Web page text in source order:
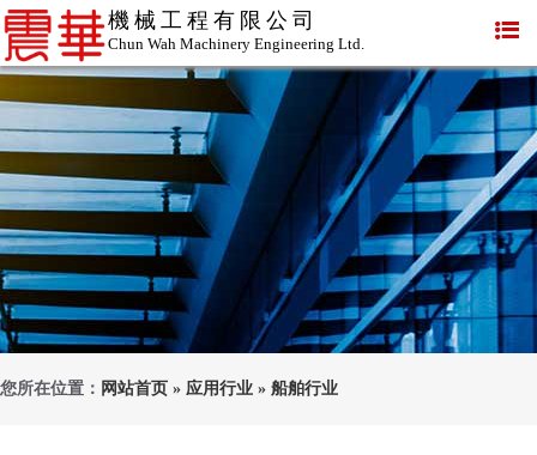
機械工程有限公司
Chun Wah Machinery Engineering Ltd.
您所在位置： 网站首页 » 应用行业 » 船舶行业